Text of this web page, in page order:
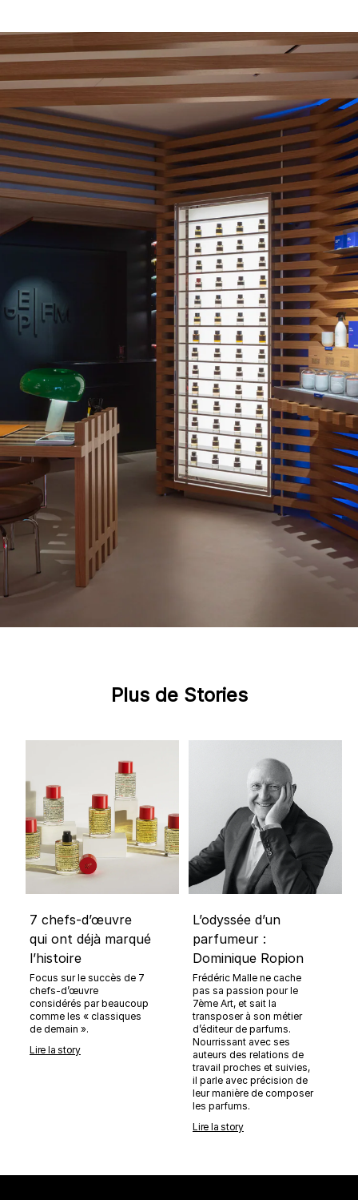
Plus de Stories
7 chefs-d’œuvre
qui ont déjà marqué
l’histoire
Focus sur le succès de 7
chefs-d’œuvre
considérés par beaucoup
comme les « classiques
de demain ».
Lire la story
L’odyssée d’un
parfumeur :
Dominique Ropion
Frédéric Malle ne cache
pas sa passion pour le
7ème Art, et sait la
transposer à son métier
d’éditeur de parfums.
Nourrissant avec ses
auteurs des relations de
travail proches et suivies,
il parle avec précision de
leur manière de composer
les parfums.
Lire la story